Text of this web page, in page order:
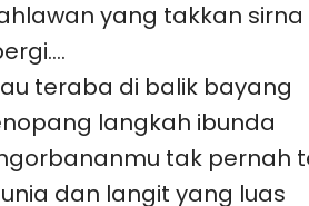
yang takkan sirna
teraba di balik bayang
langkah ibunda
tak pernah
dan langit yang luas